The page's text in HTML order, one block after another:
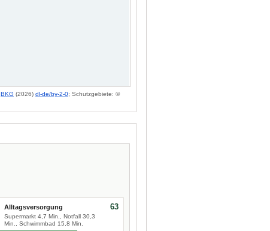
BKG (2026) dl-de/by-2-0; Schutzgebiete: ©
Alltagsversorgung
Supermarkt 4,7 Min., Notfall 30,3
Min., Schwimmbad 15,8 Min.
63